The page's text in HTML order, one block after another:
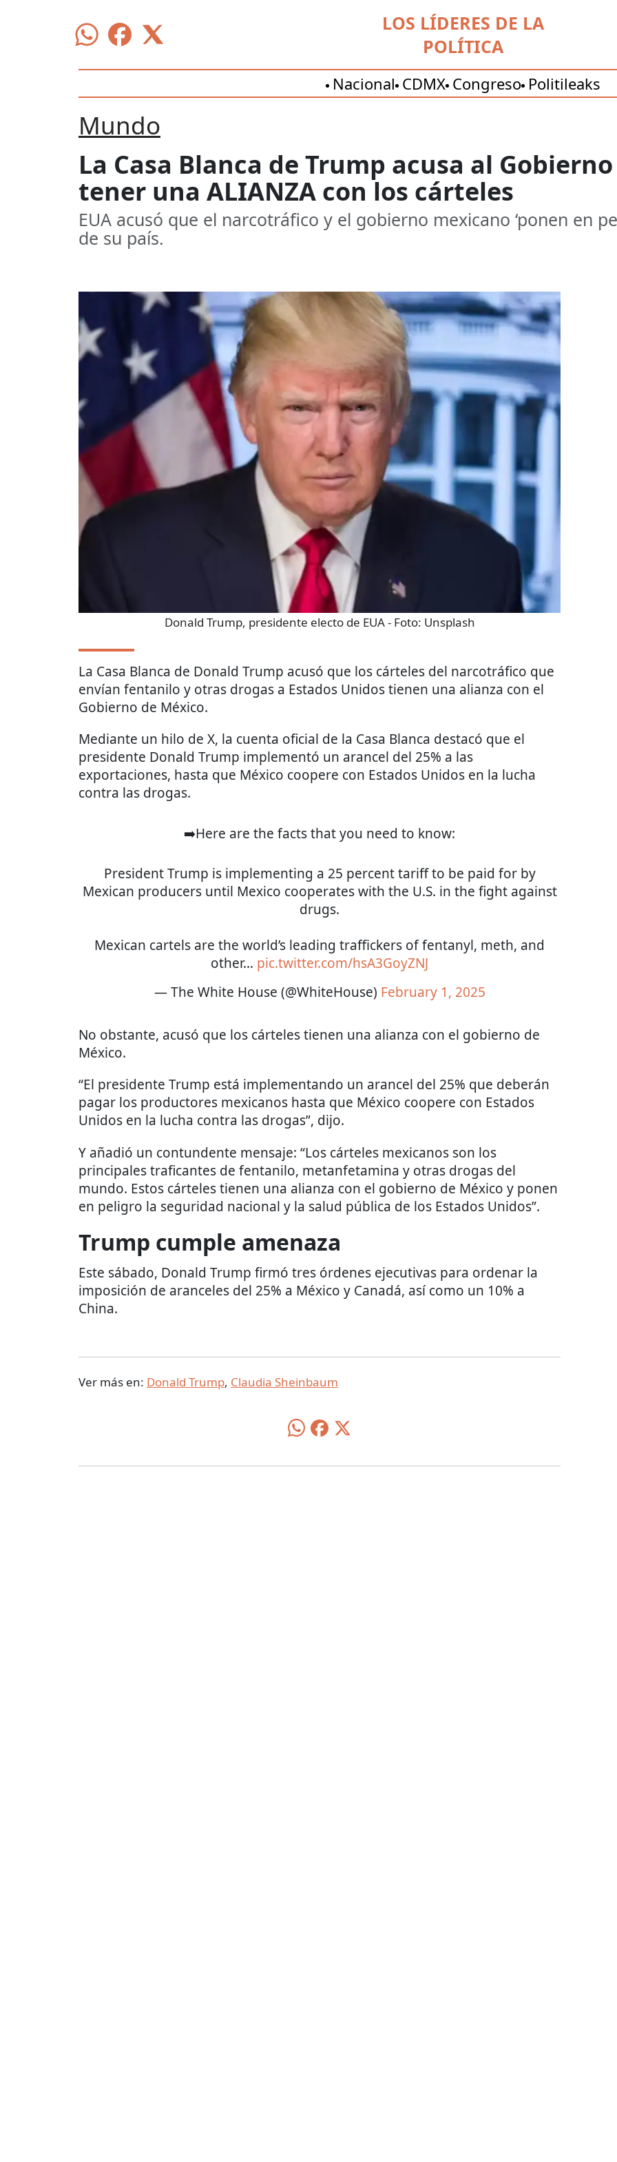
LOS LÍDERES DE LA
POLÍTICA
Nacional CDMX Congreso Politileaks
Mundo
La Casa Blanca de Trump acusa al
tener una ALIANZA con los cárteles
EUA acusó que el narcotráfico y el gobierno mexicano ‘ponen en
de su país.
Donald Trump, presidente electo de EUA- Foto: Unsplash
La Casa Blanca de Donald Trump acusó que los cárteles del narcotráfico que
envían fentanilo y otras drogas a Estados Unidos tienen una alianza con el
Gobierno de México.
Mediante un hilo de X, la cuenta oficial de la Casa Blanca destacó que el
presidente Donald Trump implementó un arancel del 25% a las
exportaciones, hasta que México coopere con Estados Unidos en la lucha
contra las drogas.
➡️Here are the facts that you need to know:
President Trump is implementing a 25 percent tariff to be paid for by
Mexican producers until Mexico cooperates with the U.S. in the fight against
drugs.
Mexican cartels are the world’s leading traffickers of fentanyl, meth, and
other… pic.twitter.com/hsA3GoyZNJ
— The White House (@WhiteHouse) February 1, 2025
No obstante, acusó que los cárteles tienen una alianza con el gobierno de
México.
“El presidente Trump está implementando un arancel del 25% que deberán
pagar los productores mexicanos hasta que México coopere con Estados
Unidos en la lucha contra las drogas”, dijo.
Y añadió un contundente mensaje: “Los cárteles mexicanos son los
principales traficantes de fentanilo, metanfetamina y otras drogas del
mundo. Estos cárteles tienen una alianza con el gobierno de México y ponen
en peligro la seguridad nacional y la salud pública de los Estados Unidos”.
Trump cumple amenaza
Este sábado, Donald Trump firmó tres órdenes ejecutivas para ordenar la
imposición de aranceles del 25% a México y Canadá, así como un 10% a
China.
Ver más en: Donald Trump, Claudia Sheinbaum